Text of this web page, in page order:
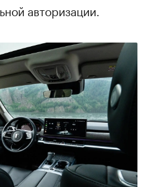
авторизации.